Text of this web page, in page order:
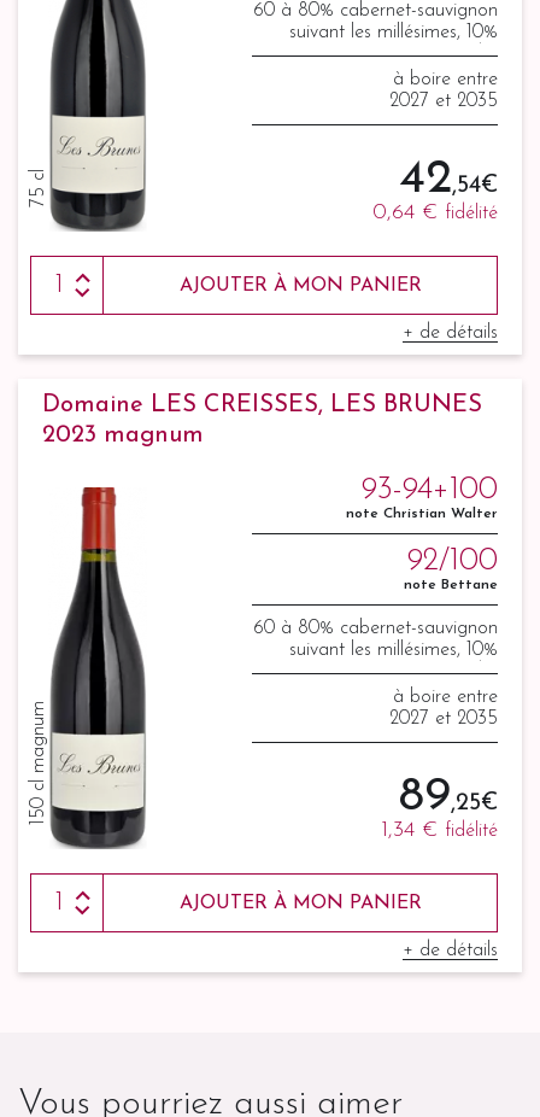
75 cl
60 à 80% cabernet-sauvignon
suivant les millésimes, 10%
syrah, 10% mourvèdre
à boire entre
2027 et 2035
42,54 €
0,64 € fidélité
AJOUTER À MON PANIER
+ de détails
Domaine LES CREISSES, LES BRUNES
2023 magnum
150 cl magnum
93-94+100
note Christian Walter
92/100
note Bettane
60 à 80% cabernet-sauvignon
suivant les millésimes, 10%
syrah, 10% mourvèdre
à boire entre
2027 et 2035
89,25 €
1,34 € fidélité
AJOUTER À MON PANIER
+ de détails
Vous pourriez aussi aimer